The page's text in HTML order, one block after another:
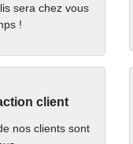
sera chez vous
!
client
nos clients sont